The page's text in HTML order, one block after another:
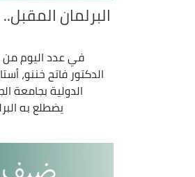
البرلمان
في عدد اليوم من
الدكتور فاتح خننو،
الدولية بجامعة
يضطلع به